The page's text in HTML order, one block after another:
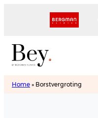
Home » Borstvergroting